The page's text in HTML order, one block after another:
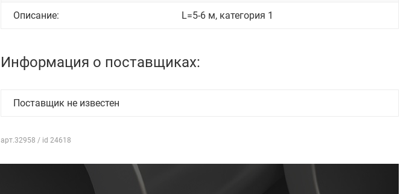
Описание: L=5-6 м, категория 1
Информация о поставщиках:
Поставщик не известен
арт.32958 / id 24618